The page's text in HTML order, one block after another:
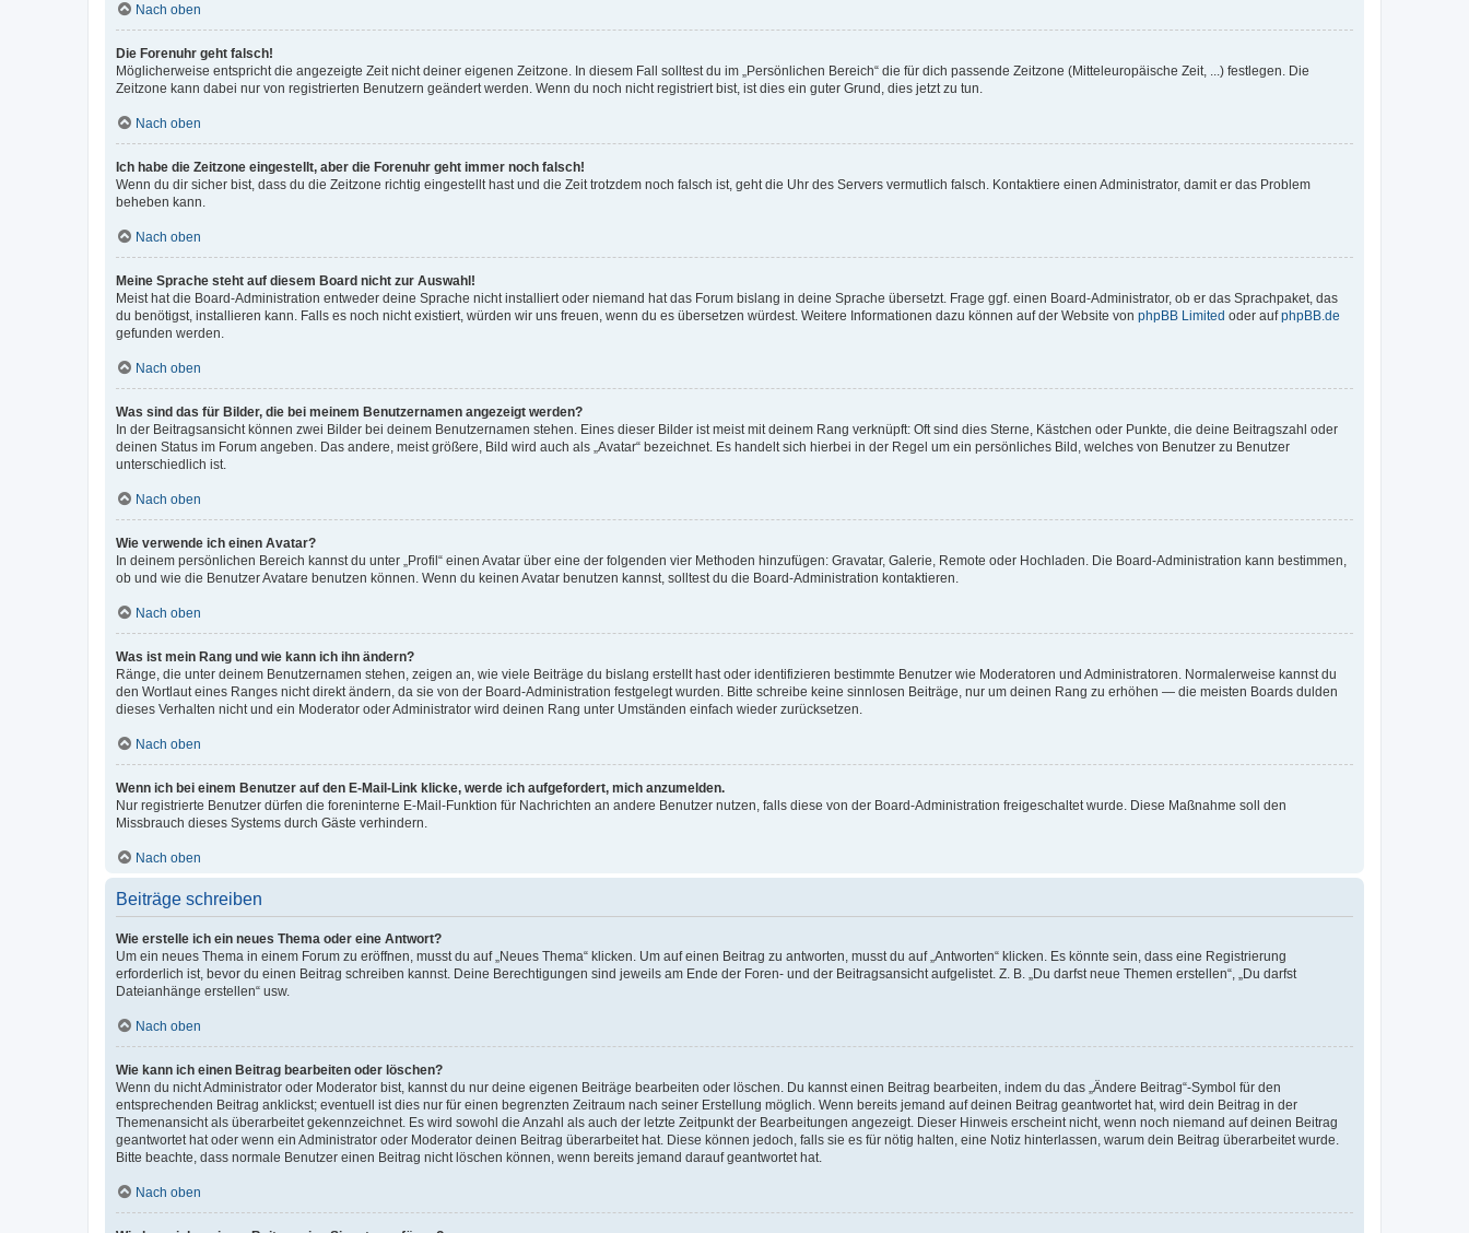
Nach oben
Die Forenuhr geht falsch!
Möglicherweise entspricht die angezeigte Zeit nicht deiner eigenen Zeitzone. In diesem Fall solltest du im „Persönlichen Bereich“ die für dich passende Zeitzone (Mitteleuropäische Zeit, ...) festlegen. Die
Zeitzone kann dabei nur von registrierten Benutzern geändert werden. Wenn du noch nicht registriert bist, ist dies ein guter Grund, dies jetzt zu tun.
Nach oben
Ich habe die Zeitzone eingestellt, aber die Forenuhr geht immer noch falsch!
Wenn du dir sicher bist, dass du die Zeitzone richtig eingestellt hast und die Zeit trotzdem noch falsch ist, geht die Uhr des Servers vermutlich falsch. Kontaktiere einen Administrator, damit er das Problem
beheben kann.
Nach oben
Meine Sprache steht auf diesem Board nicht zur Auswahl!
Meist hat die Board-Administration entweder deine Sprache nicht installiert oder niemand hat das Forum bislang in deine Sprache übersetzt. Frage ggf. einen Board-Administrator, ob er das Sprachpaket, das
du benötigst, installieren kann. Falls es noch nicht existiert, würden wir uns freuen, wenn du es übersetzen würdest. Weitere Informationen dazu können auf der Website von phpBB Limited oder aufphpBB.de
gefunden werden.
Nach oben
Was sind das für Bilder, die bei meinem Benutzernamen angezeigt werden?
In der Beitragsansicht können zwei Bilder bei deinem Benutzernamen stehen. Eines dieser Bilder ist meist mit deinem Rang verknüpft: Oft sind dies Sterne, Kästchen oder Punkte, die deine Beitragszahl oder
deinen Status im Forum angeben. Das andere, meist größere, Bild wird auch als „Avatar“ bezeichnet. Es handelt sich hierbei in der Regel um ein persönliches Bild, welches von Benutzer zu Benutzer
unterschiedlich ist.
Nach oben
Wie verwende ich einen Avatar?
In deinem persönlichen Bereich kannst du unter „Profil“ einen Avatar über eine der folgenden vier Methoden hinzufügen: Gravatar, Galerie, Remote oder Hochladen. Die Board-Administration kann bestimmen,
ob und wie die Benutzer Avatare benutzen können. Wenn du keinen Avatar benutzen kannst, solltest du die Board-Administration kontaktieren.
Nach oben
Was ist mein Rang und wie kann ich ihn ändern?
Ränge, die unter deinem Benutzernamen stehen, zeigen an, wie viele Beiträge du bislang erstellt hast oder identifizieren bestimmte Benutzer wie Moderatoren und Administratoren. Normalerweise kannst du
den Wortlaut eines Ranges nicht direkt ändern, da sie von der Board-Administration festgelegt wurden. Bitte schreibe keine sinnlosen Beiträge, nur um deinen Rang zu erhöhen — die meisten Boards dulden
dieses Verhalten nicht und ein Moderator oder Administrator wird deinen Rang unter Umständen einfach wieder zurücksetzen.
Nach oben
Wenn ich bei einem Benutzer auf den E-Mail-Link klicke, werde ich aufgefordert, mich anzumelden.
Nur registrierte Benutzer dürfen die foreninterne E-Mail-Funktion für Nachrichten an andere Benutzer nutzen, falls diese von der Board-Administration freigeschaltet wurde. Diese Maßnahme soll den
Missbrauch dieses Systems durch Gäste verhindern.
Nach oben
Beiträge schreiben
Wie erstelle ich ein neues Thema oder eine Antwort?
Um ein neues Thema in einem Forum zu eröffnen, musst du auf „Neues Thema“ klicken. Um auf einen Beitrag zu antworten, musst du auf „Antworten“ klicken. Es könnte sein, dass eine Registrierung
erforderlich ist, bevor du einen Beitrag schreiben kannst. Deine Berechtigungen sind jeweils am Ende der Foren- und der Beitragsansicht aufgelistet. Z. B. „Du darfst neue Themen erstellen“, „Du darfst
Dateianhänge erstellen“ usw.
Nach oben
Wie kann ich einen Beitrag bearbeiten oder löschen?
Wenn du nicht Administrator oder Moderator bist, kannst du nur deine eigenen Beiträge bearbeiten oder löschen. Du kannst einen Beitrag bearbeiten, indem du das „Ändere Beitrag“-Symbol für den
entsprechenden Beitrag anklickst; eventuell ist dies nur für einen begrenzten Zeitraum nach seiner Erstellung möglich. Wenn bereits jemand auf deinen Beitrag geantwortet hat, wird dein Beitrag in der
Themenansicht als überarbeitet gekennzeichnet. Es wird sowohl die Anzahl als auch der letzte Zeitpunkt der Bearbeitungen angezeigt. Dieser Hinweis erscheint nicht, wenn noch niemand auf deinen Beitrag
geantwortet hat oder wenn ein Administrator oder Moderator deinen Beitrag überarbeitet hat. Diese können jedoch, falls sie es für nötig halten, eine Notiz hinterlassen, warum dein Beitrag überarbeitet wurde.
Bitte beachte, dass normale Benutzer einen Beitrag nicht löschen können, wenn bereits jemand darauf geantwortet hat.
Nach oben